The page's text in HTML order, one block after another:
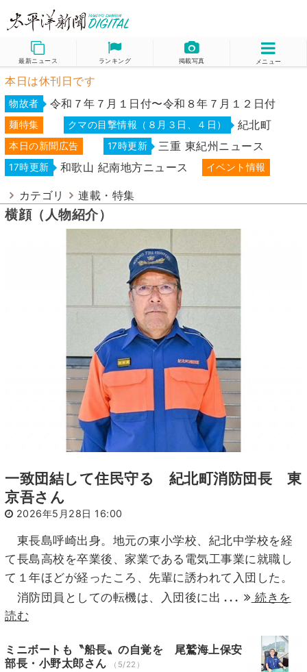
最新ニュース ランキング 掲載写真 メニュー
本日は休刊日です
物故者 令和７年７月１日付〜令和８年７月１２日付
麺特集 クマの目撃情報（８月３日、４日） 紀北町
本日の新聞広告 17時更新 三重 東紀州ニュース
17時更新 和歌山 紀南地方ニュース イベント情報
カテゴリ 連載・特集
横顔（人物紹介）
一致団結して住民守る 紀北町消防団長 東
京吾さん
2026年5月28日 16:00
東長島呼崎出身。地元の東小学校、紀北中学校を経
て長島高校を卒業後、家業である電気工事業に就職し
て１年ほどが経ったころ、先輩に誘われて入団した。
消防団員としての転機は、入団後に出 ...
続きを
読む
ミニボートも〝船長〟の自覚を 尾鷲海上保安
部長・小野太郎さん
（5/22）